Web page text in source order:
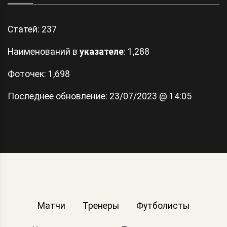
Статей: 237
Наименований в указателе: 1,288
Фоточек: 1,698
Последнее обновление: 23/07/2023 @ 14:05
Матчи Тренеры Футболисты